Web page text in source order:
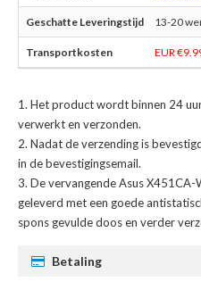
13-20
EUR
Het product wordt binnen 24
verwerkt en verzonden.
Nadat de verzending is
in de bevestigingsemail.
Devervangende Asus
geleverd met een goede
spons gevulde doos en verder
Betaling